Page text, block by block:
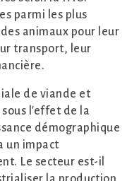
parmi les plus
animaux pour leur
transport, leur
de viande et
l'effet de la
démographique
un impact
Le secteur est-il